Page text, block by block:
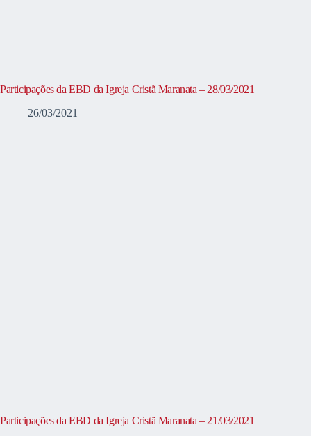
Participações da EBD da Igreja Cristã Maranata – 28/03/2021
26/03/2021
Participações da EBD da Igreja Cristã Maranata – 21/03/2021